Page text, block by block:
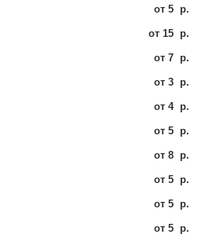
от 5 р.
от 15 р.
от 7 р.
от 3 р.
от 4 р.
от 5 р.
от 8 р.
от 5 р.
от 5 р.
от 5 р.